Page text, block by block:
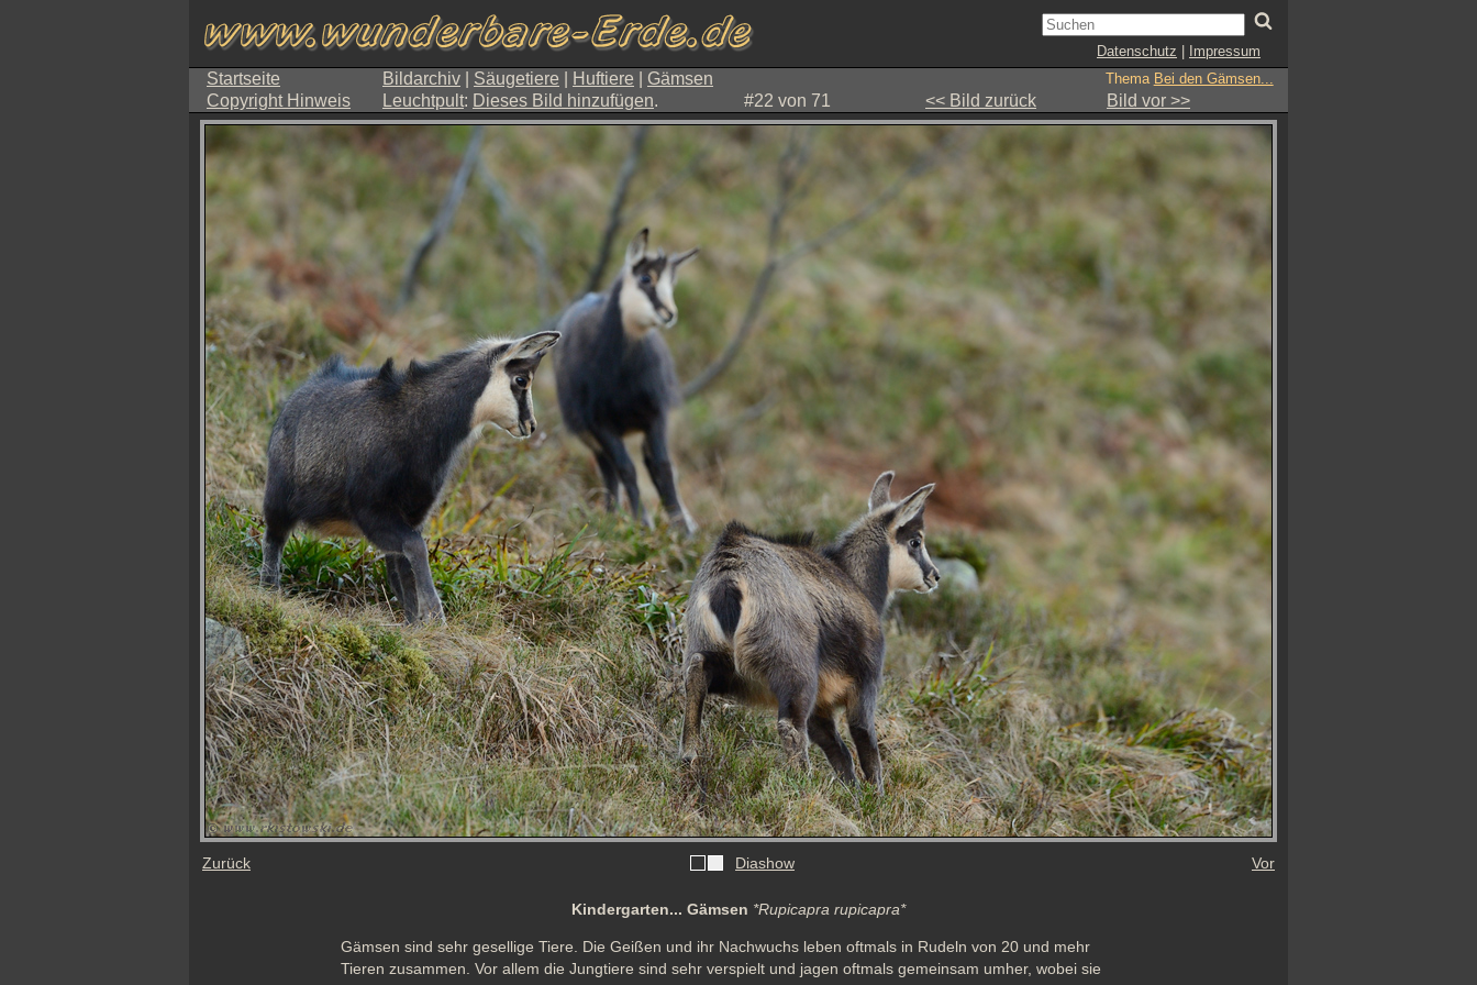
Datenschutz Impressum
Startseite Bildarchiv Säugetiere Huftiere Gämsen Thema Bei den Gämsen...
Copyright Hinweis Leuchtpult: Dieses Bild hinzufügen. #22 von 71 << Bild zurück Bild vor >>
Zurück Diashow Vor
Kindergarten... Gämsen *Rupicapra rupicapra*
Gämsen sind sehr gesellige Tiere. Die Geißen und ihr Nachwuchs leben oftmals in Rudeln von 20 und mehr
Tieren zusammen. Vor allem die Jungtiere sind sehr verspielt und jagen oftmals gemeinsam umher, wobei sie